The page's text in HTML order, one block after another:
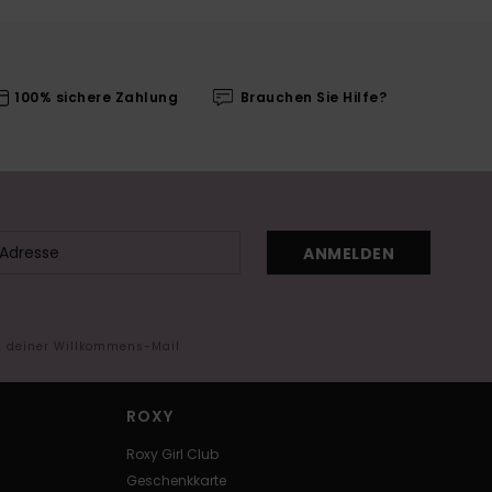
100% sichere Zahlung Brauchen Sie Hilfe?
ANMELDEN
Willkommens-Mail
ROXY
Roxy Girl Club
Geschenkkarte